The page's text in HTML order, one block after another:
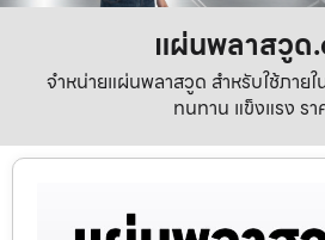
แผ่นพลาสวูด
จำหน่ายแผ่นพลาสวูด สำหรับใช้ภาย
ทนทาน แข็งแรง ร